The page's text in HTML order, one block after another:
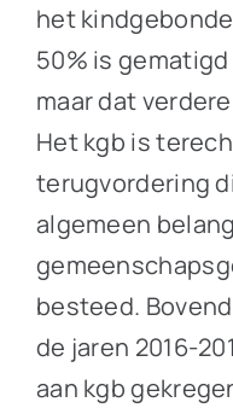
het
50% is gematigd
maar dat
Het kgb is
terugvordering
algemeen
besteed.
de jaren 2016-
aan kgb